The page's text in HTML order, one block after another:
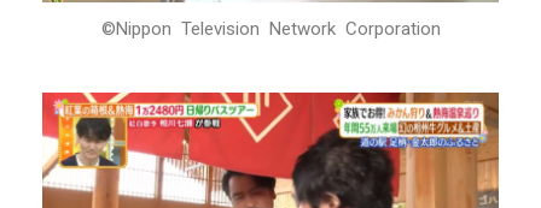
©Nippon Television Network Corporation